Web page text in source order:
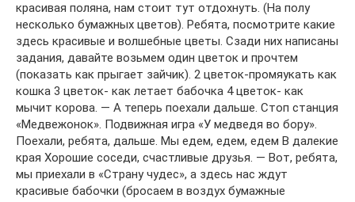
красивая поляна, нам стоит тут отдохнуть. (На полу
несколько бумажных цветов). Ребята, посмотрите какие
здесь красивые и волшебные цветы. Сзади них написаны
задания, давайте возьмем один цветок и прочтем
(показать как прыгает зайчик). 2 цветок-промяукать как
кошка 3 цветок- как летает бабочка 4 цветок- как
мычит корова. — А теперь поехали дальше. Стоп станция
«Медвежонок». Подвижная игра «У медведя во бору».
Поехали, ребята, дальше. Мы едем, едем, едем В далекие
края Хорошие соседи, счастливые друзья. — Вот, ребята,
мы приехали в «Страну чудес», а здесь нас ждут
красивые бабочки (бросаем в воздух бумажные